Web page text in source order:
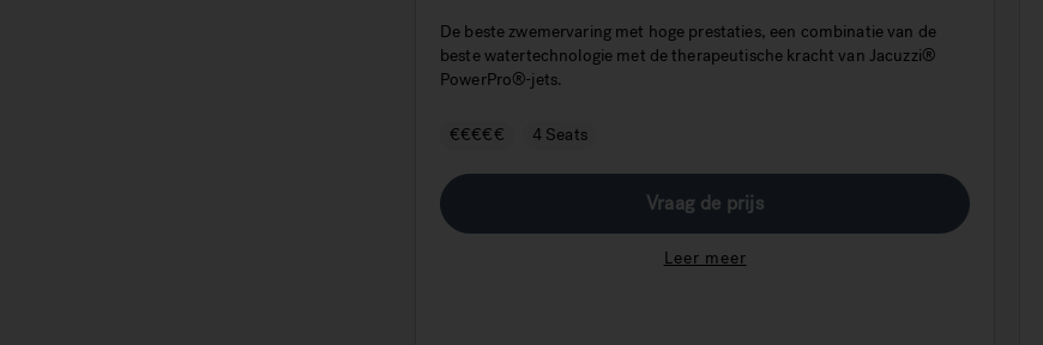
De beste zwemervaring met hoge prestaties, een combinatie van de
beste watertechnologie met de therapeutische kracht van Jacuzzi®
PowerPro®-jets.
€€€€€ 4 Seats
Vraag de prijs
Leer meer